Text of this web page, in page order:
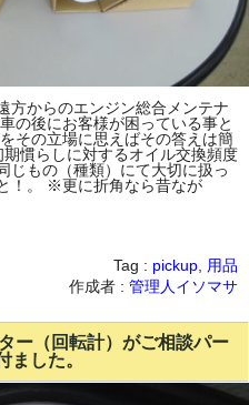
方からのエンジン総合メンテナ
の後にお客様が困っている事と
その立場に思えばその答えは簡
慣らしに対するオイル交換頻度
じもの（種類）にて大切に扱っ
！。 ※更に折角なら昔なが
Tag : pickup
用品
作成者 : 管理人イソマサ
ー（回転計）がご相談パー
ました。